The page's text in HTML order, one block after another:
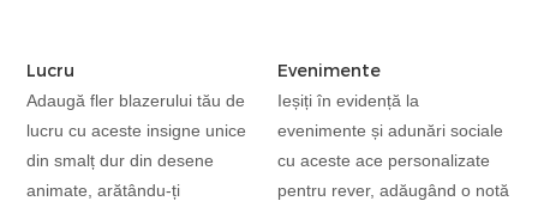
Lucru
Adaugă fler blazerului tău de
lucru cu aceste insigne unice
din smalț dur din desene
animate, arătându-ți
Evenimente
Ieșiți în evidență la
evenimente și adunări sociale
cu aceste ace personalizate
pentru rever, adăugând o notă